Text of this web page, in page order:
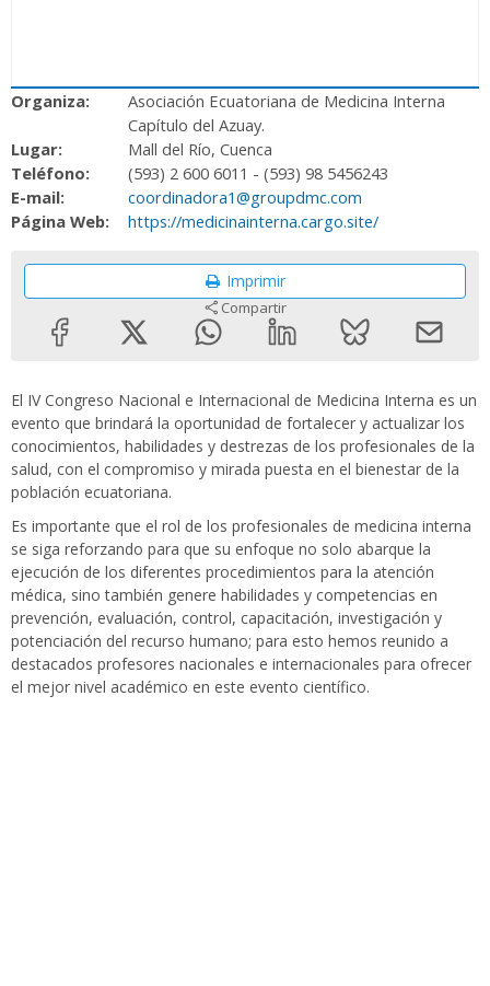
Organiza:
Asociación Ecuatoriana de Medicina Interna
Capítulo del Azuay.
Lugar:
Mall del Río, Cuenca
Teléfono:
(593) 2 600 6011 - (593) 98 5456243
E-mail:
coordinadora1@groupdmc.com
Página Web:
https://medicinainterna.cargo.site/
Imprimir
Compartir
El IV Congreso Nacional e Internacional de Medicina Interna es un
evento que brindará la oportunidad de fortalecer y actualizar los
conocimientos, habilidades y destrezas de los profesionales de la
salud, con el compromiso y mirada puesta en el bienestar de la
población ecuatoriana.
Es importante que el rol de los profesionales de medicina interna
se siga reforzando para que su enfoque no solo abarque la
ejecución de los diferentes procedimientos para la atención
médica, sino también genere habilidades y competencias en
prevención, evaluación, control, capacitación, investigación y
potenciación del recurso humano; para esto hemos reunido a
destacados profesores nacionales e internacionales para ofrecer
el mejor nivel académico en este evento científico.